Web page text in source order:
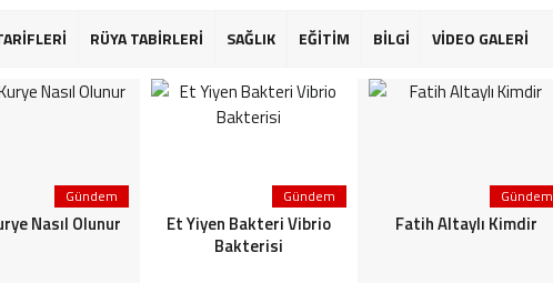
Nasıl Korunurum
Kongo Kanamalı Ateşi KKKA
RÜYA TABİRLERİ SAĞLIK EĞİTİM BİLGİ VİDEO GALERİ
Gündem
Nasıl Olunur
Gündem
Et Yiyen Bakteri Vibrio
Bakterisi
Gündem
Fatih Altaylı Kimdir